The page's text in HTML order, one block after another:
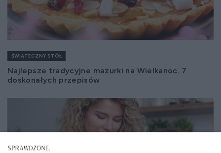
ŚWIĄTECZNY STÓŁ
Najlepsze tradycyjne mazurki na Wielkanoc. 7
doskonałych przepisów